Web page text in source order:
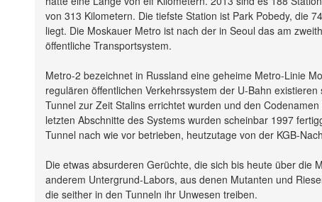
von 313 Kilometern. Die tiefste Station ist Park Pobedy, die
liegt. Die Moskauer Metro ist nach der in Seoul das am
öffentliche Transportsystem.
Metro-2 bezeichnet in Russland eine geheime Metro-Linie
regulären öffentlichen Verkehrssystem der U-Bahn
Tunnel zur Zeit Stalins errichtet wurden und den
letzten Abschnitte des Systems wurden scheinbar 1997
Tunnel nach wie vor betrieben, heutzutage von der KGB-
Die etwas absurderen Gerüchte, die sich bis heute über die
anderem Untergrund-Labors, aus denen Mutanten und
die seither in den Tunneln ihr Unwesen treiben.